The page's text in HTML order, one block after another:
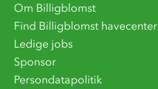
Om Billigblomst
Find Billigblomst havecenter
Ledige jobs
Sponsor
Persondatapolitik